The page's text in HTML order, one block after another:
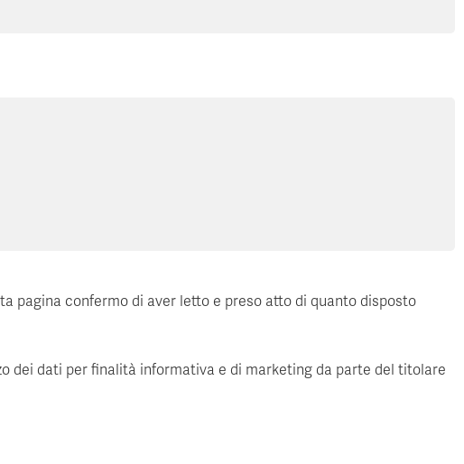
pagina confermo di aver letto e preso atto di quanto disposto
dei dati per finalità informativa e di marketing da parte del titolare